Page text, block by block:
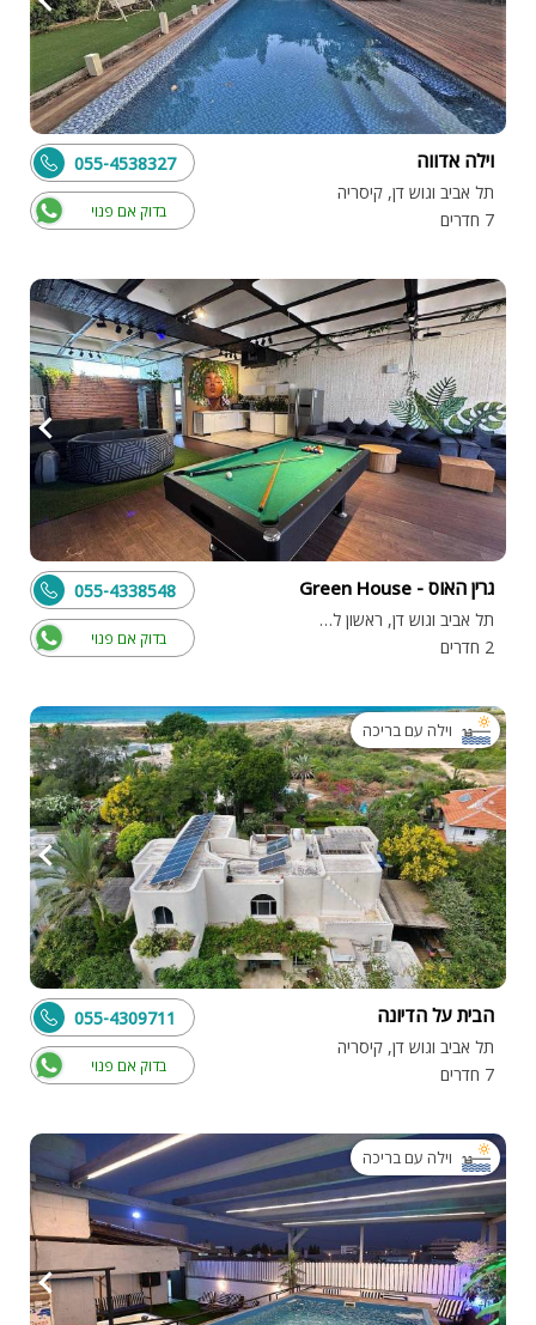
וילה אדווה
תל אביב וגוש דן, קיסריה
7 חדרים
בדוק אם פנוי
055-4538327
גרין האוס - Green House
תל אביב וגוש דן, ראשון לציון
2 חדרים
בדוק אם פנוי
055-4338548
וילה עם בריכה
הבית על הדיונה
תל אביב וגוש דן, קיסריה
7 חדרים
בדוק אם פנוי
055-4309711
וילה עם בריכה